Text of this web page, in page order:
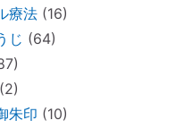
温灸器
ながら寄付できる「いいこ
必要なのは送料のみ。
ガール「お空のセカイ」～
し可愛くてホッコリ。
療法(16)
じ (64)
(2)
朱印 (10)